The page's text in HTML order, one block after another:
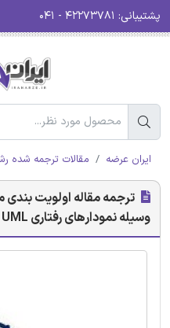
پشتیبانی:
ایران عرضه مقالات ترجمه شده
ترجمه مقاله اولویت
وسیله نمودارهای رفتاری UML - نشریه اشپرینگر